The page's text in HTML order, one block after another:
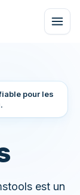
pour les
est un